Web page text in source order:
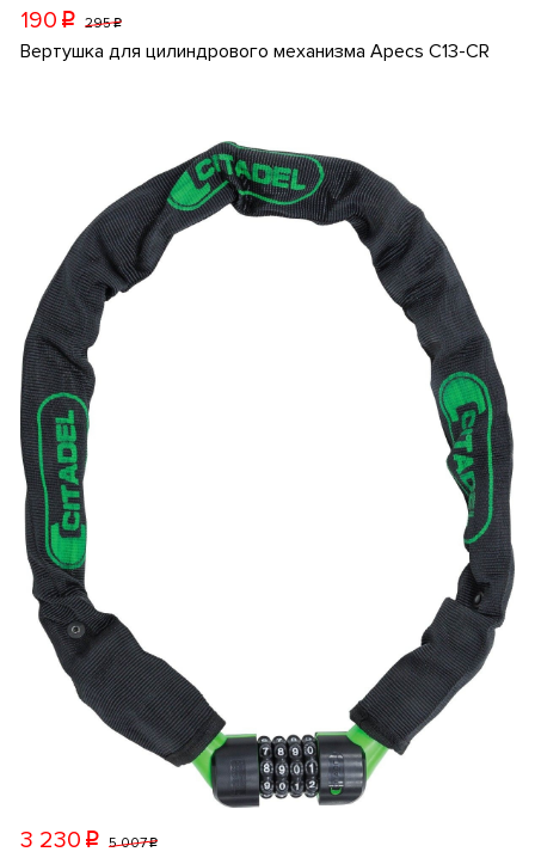
190 p 295p
Вертушка для цилиндрового механизма Apecs C13-CR
3 230 p 5 007p